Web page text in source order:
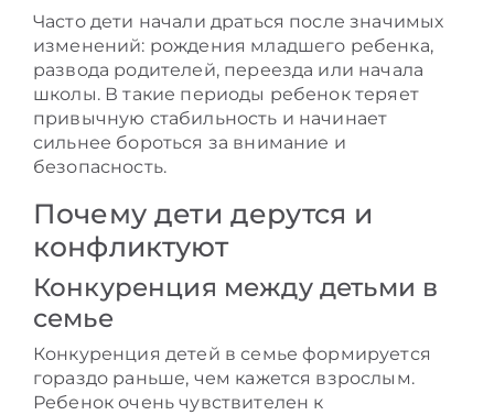
Часто дети начали драться после значимых
изменений: рождения младшего ребенка,
развода родителей, переезда или начала
школы. В такие периоды ребенок теряет
привычную стабильность и начинает
сильнее бороться за внимание и
безопасность.
Почему дети дерутся и
конфликтуют
Конкуренция между детьми в
семье
Конкуренция детей в семье формируется
гораздо раньше, чем кажется взрослым.
Ребенок очень чувствителен к